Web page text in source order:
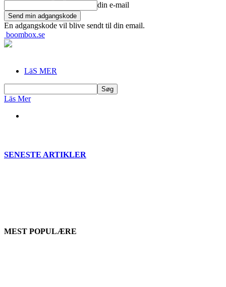
din e-mail
En adgangskode vil blive sendt til din email.
boombox.se
LäS MER
Läs Mer
SENESTE ARTIKLER
MEST POPULÆRE